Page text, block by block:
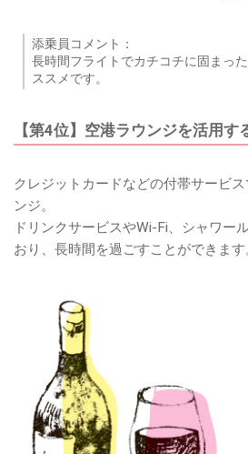
添乗員コメント：
長時間フライトでカチコチに固まっ
ススメです。
【第4位】空港ラウンジを活用す
クレジットカードなどの付帯サービ
ンジ。
ドリンクサービスやWi-Fi、シャワー
おり、長時間を過ごすことができます